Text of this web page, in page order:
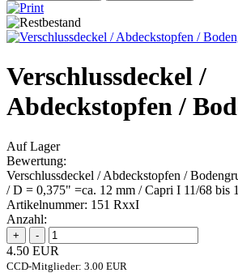
Verschlussdeckel /
Abdeckstopfen /
Auf Lager
Bewertung:
Verschlussdeckel / Abdeckstopfen /
/ D = 0,375" =ca. 12 mm / Capri I 11/68 bis
Artikelnummer: 151 RxxI
Anzahl:
4.50 EUR
CCD-Mitglieder: 3.00 EUR